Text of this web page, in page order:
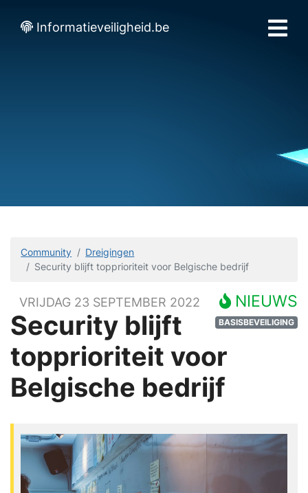
Informatieveiligheid.be
Community
Dreigingen
Security blijft topprioriteit voor Belgische bedrijf
NIEUWS
BASISBEVEILIGING
VRIJDAG 23 SEPTEMBER 2022
Security blijft
topprioriteit voor
Belgische bedrijf